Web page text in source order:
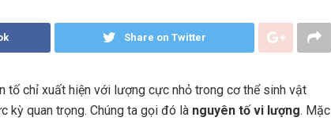
Share on Twitter
tố chỉ xuất hiện với lượng cực nhỏ trong cơ thể sinh vật
kỳ quan trọng. Chúng ta gọi đó là nguyên tố vi lượng. Mặc